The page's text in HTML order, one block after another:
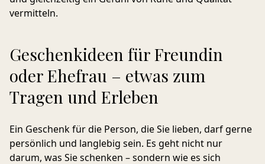
vermitteln.
Geschenkideen für Freundin
oder Ehefrau – etwas zum
Tragen und Erleben
Ein Geschenk für die Person, die Sie lieben, darf gerne
persönlich und langlebig sein. Es geht nicht nur
darum, was Sie schenken – sondern wie es sich